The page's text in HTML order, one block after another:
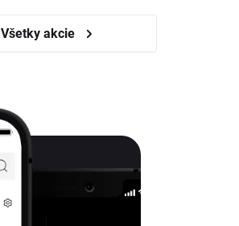
Všetky akcie